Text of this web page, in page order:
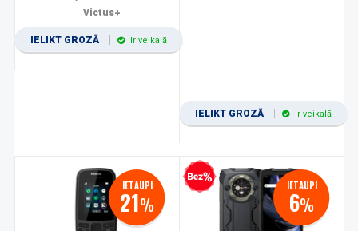
Victus+
IELIKT GROZĀ Ir veikalā
IELIKT GROZĀ Ir veikalā
IETAUPI
21%
Bezprocentu kredīts IETAUPI
6%